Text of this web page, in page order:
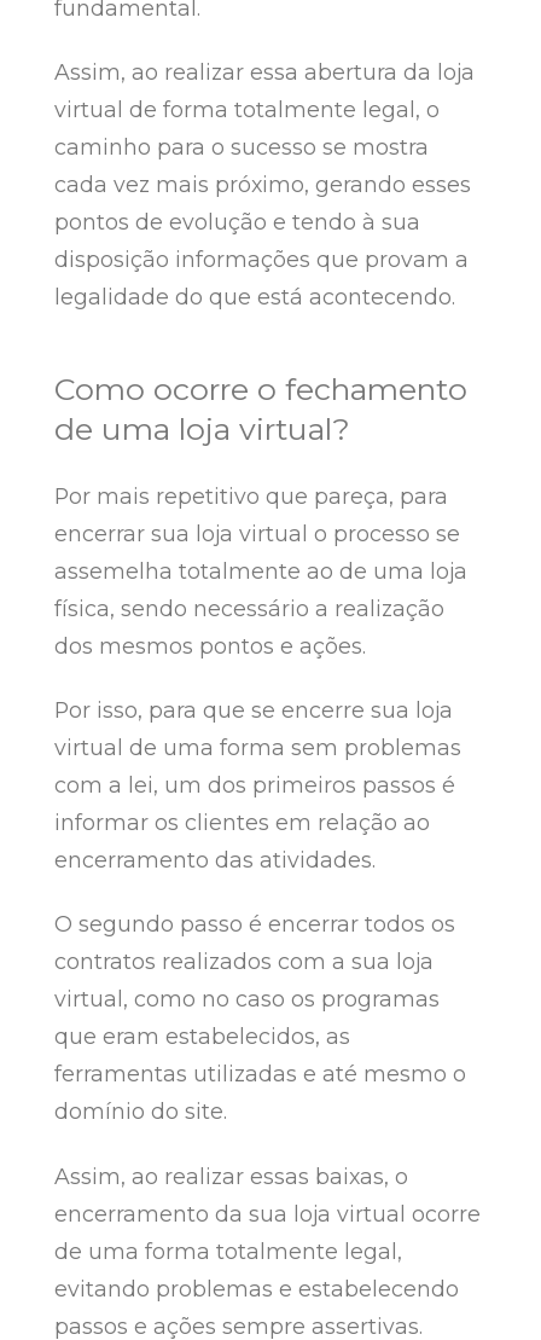
fundamental.
Assim, ao realizar essa abertura da loja
virtual de forma totalmente legal, o
caminho para o sucesso se mostra
cada vez mais próximo, gerando esses
pontos de evolução e tendo à sua
disposição informações que provam a
legalidade do que está acontecendo.
Como ocorre o fechamento
de uma loja virtual?
Por mais repetitivo que pareça, para
encerrar sua loja virtual o processo se
assemelha totalmente ao de uma loja
física, sendo necessário a realização
dos mesmos pontos e ações.
Por isso, para que se encerre sua loja
virtual de uma forma sem problemas
com a lei, um dos primeiros passos é
informar os clientes em relação ao
encerramento das atividades.
O segundo passo é encerrar todos os
contratos realizados com a sua loja
virtual, como no caso os programas
que eram estabelecidos, as
ferramentas utilizadas e até mesmo o
domínio do site.
Assim, ao realizar essas baixas, o
encerramento da sua loja virtual ocorre
de uma forma totalmente legal,
evitando problemas e estabelecendo
passos e ações sempre assertivas.